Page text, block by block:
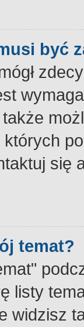
być
się
temat?
listy
widzisz